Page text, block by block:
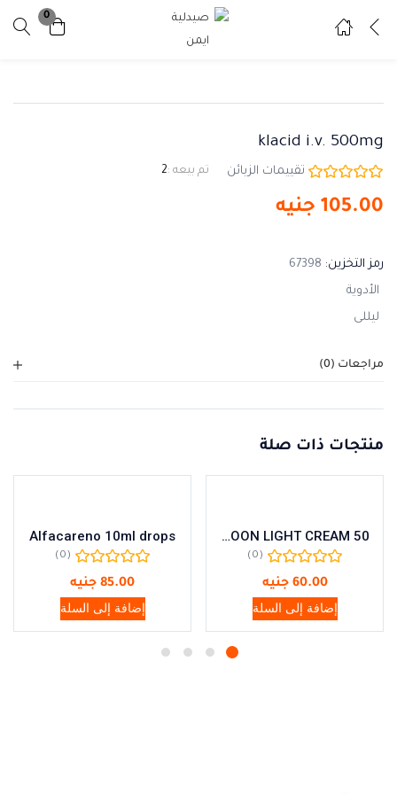
0
تسجيل
ادخل اسم المستخدم وكلمة المرور للدخول.
klacid i.v. 500mg
تقييمات الزبائن تم بيعه :2
105.00 جنيه
رمز التخزين: 67398
الأدوية
ليللى
مراجعات (0)
منتجات ذات صلة
MOON LIGHT CREAM 50
(0)
60.00 جنيه
إضافة إلى السلة
Alfacareno 10ml drops
(0)
85.00 جنيه
إضافة إلى السلة